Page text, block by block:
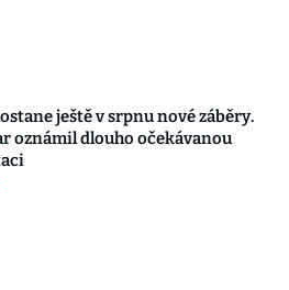
ještě v srpnu nové záběry.
oznámil dlouho očekávanou